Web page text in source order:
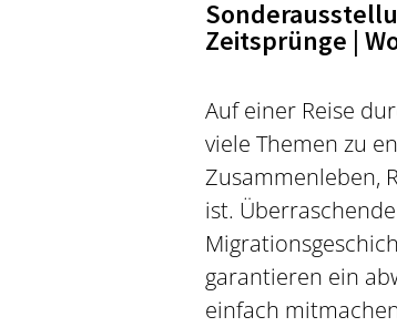
Zeitsprünge |
Auf einer Reise
viele Themen zu
Zusammenleben,
ist.
garantieren ein
einfach